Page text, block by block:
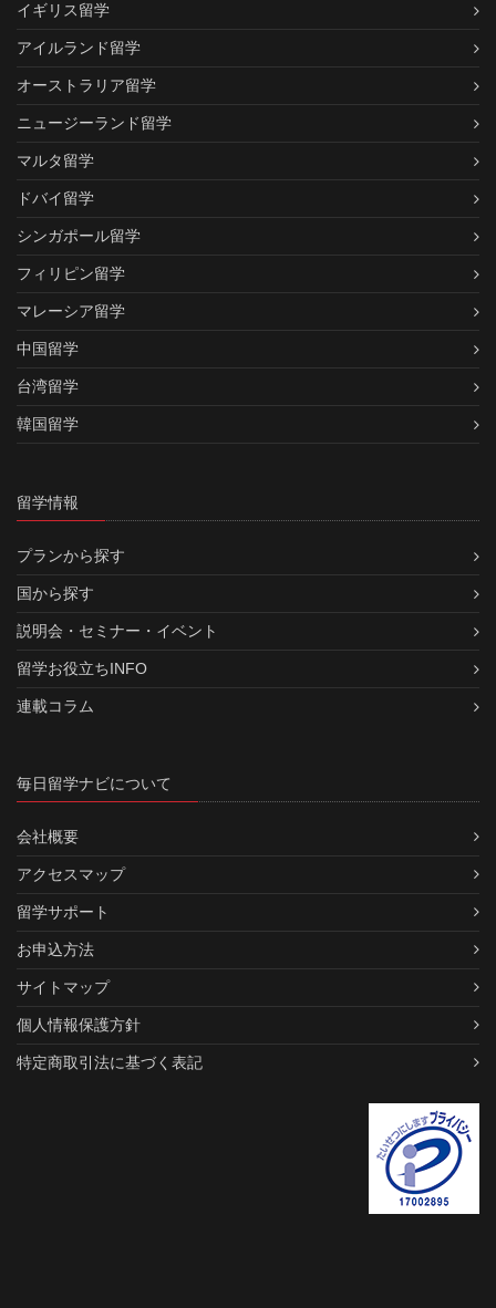
イギリス留学
アイルランド留学
オーストラリア留学
ニュージーランド留学
マルタ留学
ドバイ留学
シンガポール留学
フィリピン留学
マレーシア留学
中国留学
台湾留学
韓国留学
留学情報
プランから探す
国から探す
説明会・セミナー・イベント
留学お役立ちINFO
連載コラム
毎日留学ナビについて
会社概要
アクセスマップ
留学サポート
お申込方法
サイトマップ
個人情報保護方針
特定商取引法に基づく表記